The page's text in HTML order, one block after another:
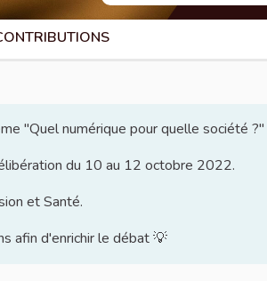
"Quel numérique pour quelle société ?"
du 10 au 12 octobre 2022.
et Santé.
afin d'enrichir le débat 💡